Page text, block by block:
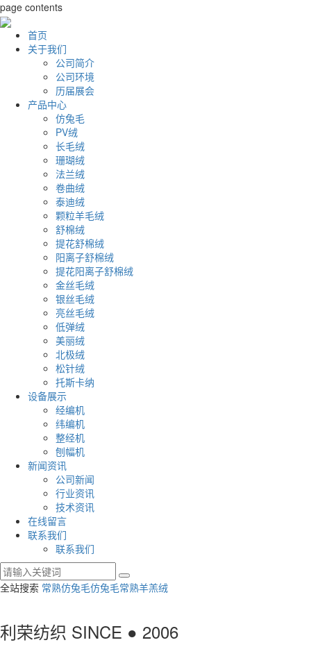
page contents
首页
关于我们
公司简介
公司环境
历届展会
产品中心
仿兔毛
PV绒
长毛绒
珊瑚绒
法兰绒
卷曲绒
泰迪绒
颗粒羊毛绒
舒棉绒
提花舒棉绒
阳离子舒棉绒
提花阳离子舒棉绒
金丝毛绒
银丝毛绒
亮丝毛绒
低弹绒
美丽绒
北极绒
松针绒
托斯卡纳
设备展示
经编机
纬编机
整经机
刨幅机
新闻资讯
公司新闻
行业资讯
技术资讯
在线留言
联系我们
联系我们
全站搜索 常熟仿兔毛仿兔毛常熟羊羔绒
利荣纺织 SINCE ● 2006